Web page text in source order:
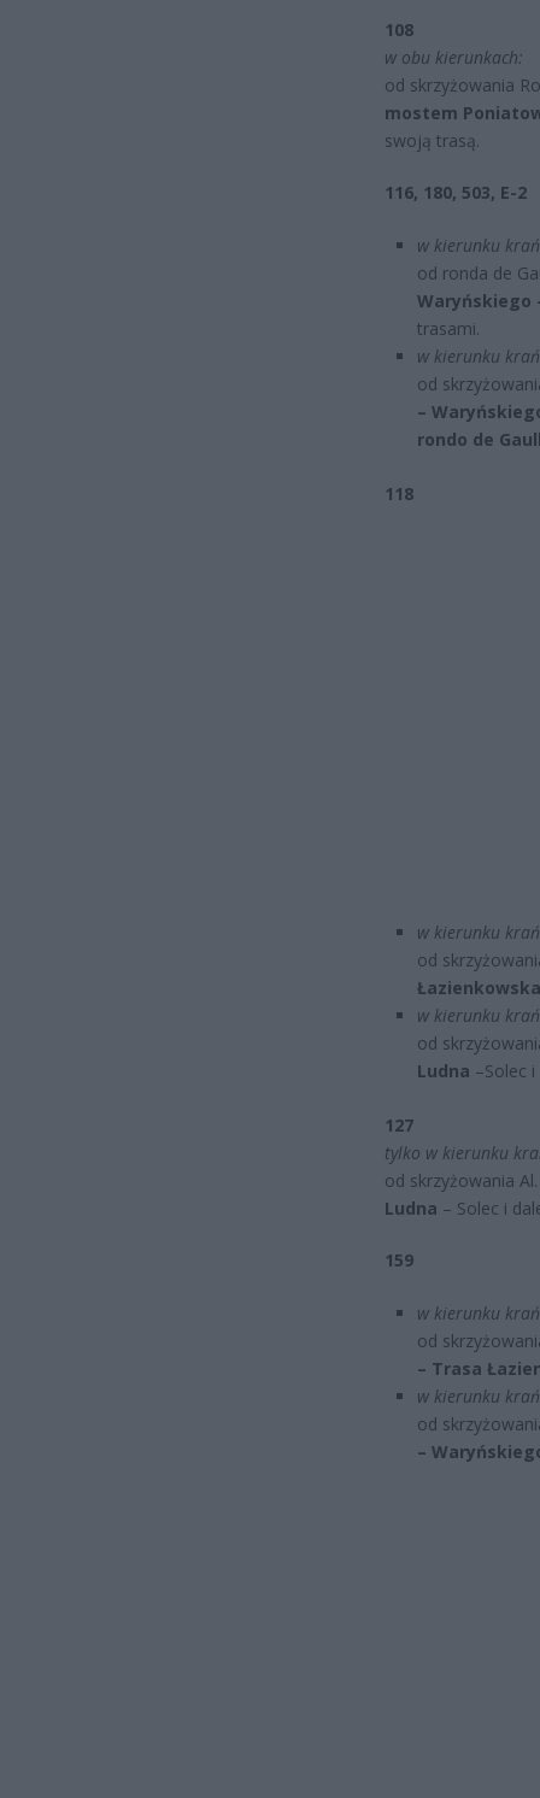
108
w obu kierunkach:
od skrzyżowania
mostem
swoją trasą.
116, 180, 503, E-2
w kierunku
od ronda de
Waryńskiego
trasami.
w kierunku
od
–
rondo de
118
w kierunku
od
w kierunku
od
Ludna –Solec
127
tylko w kierunku
od skrzyżowania
Ludna – Solec i
159
w kierunku
od
– Trasa
w kierunku
od
–